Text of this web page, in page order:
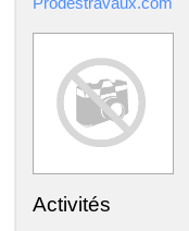
Activités